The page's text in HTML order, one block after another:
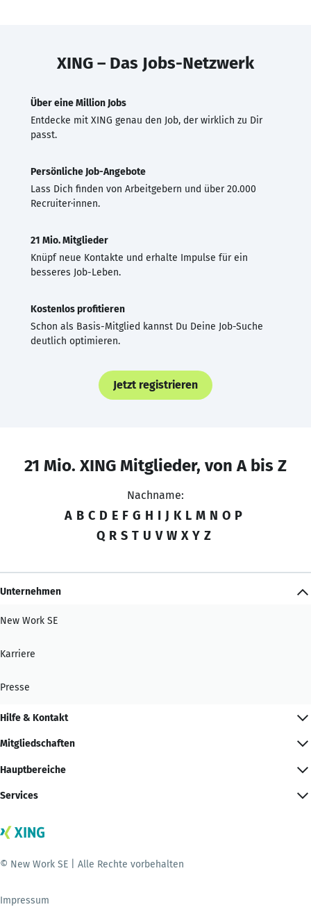
XING – Das Jobs-Netzwerk
Über eine Million Jobs
Entdecke mit XING genau den Job, der wirklich zu Dir
passt.
Persönliche Job-Angebote
Lass Dich finden von Arbeitgebern und über 20.000
Recruiter·innen.
21 Mio. Mitglieder
Knüpf neue Kontakte und erhalte Impulse für ein
besseres Job-Leben.
Kostenlos profitieren
Schon als Basis-Mitglied kannst Du Deine Job-Suche
deutlich optimieren.
Jetzt registrieren
21 Mio. XING Mitglieder, von A bis Z
Nachname:
A B C D E F G H I J K L M N O P
Q R S T U V W X Y Z
Unternehmen
New Work SE
Karriere
Presse
Hilfe & Kontakt
Mitgliedschaften
Hauptbereiche
Services
© New Work SE | Alle Rechte vorbehalten
Impressum